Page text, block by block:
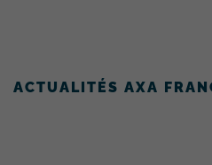
ACTUALITÉS AXA